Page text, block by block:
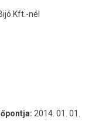
Kft.-nél
2014. 01. 01.